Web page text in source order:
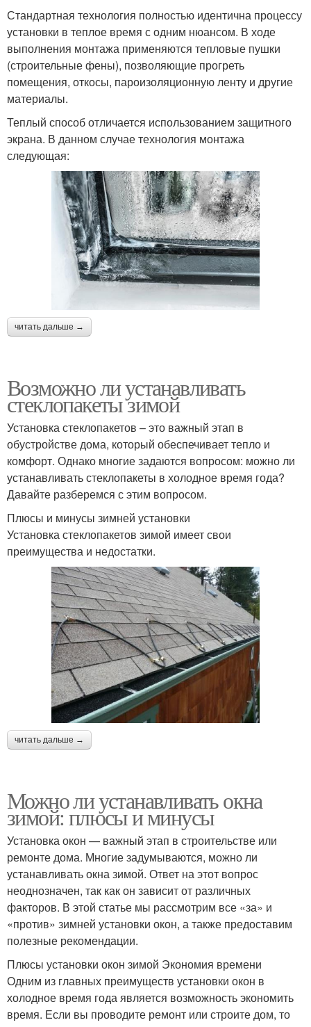
Стандартная технология полностью идентична процессу
установки в теплое время с одним нюансом. В ходе
выполнения монтажа применяются тепловые пушки
(строительные фены), позволяющие прогреть
помещения, откосы, пароизоляционную ленту и другие
материалы.
Теплый способ отличается использованием защитного
экрана. В данном случае технология монтажа
следующая:
читать дальше →
Возможно ли устанавливать
стеклопакеты зимой
Установка стеклопакетов – это важный этап в
обустройстве дома, который обеспечивает тепло и
комфорт. Однако многие задаются вопросом: можно ли
устанавливать стеклопакеты в холодное время года?
Давайте разберемся с этим вопросом.
Плюсы и минусы зимней установки
Установка стеклопакетов зимой имеет свои
преимущества и недостатки.
читать дальше →
Можно ли устанавливать окна
зимой: плюсы и минусы
Установка окон — важный этап в строительстве или
ремонте дома. Многие задумываются, можно ли
устанавливать окна зимой. Ответ на этот вопрос
неоднозначен, так как он зависит от различных
факторов. В этой статье мы рассмотрим все «за» и
«против» зимней установки окон, а также предоставим
полезные рекомендации.
Плюсы установки окон зимой Экономия времени
Одним из главных преимуществ установки окон в
холодное время года является возможность экономить
время. Если вы проводите ремонт или строите дом, то